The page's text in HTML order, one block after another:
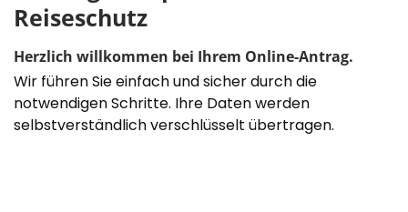
Reiseschutz
Herzlich willkommen bei Ihrem Online-Antrag.
Wir führen Sie einfach und sicher durch die
notwendigen Schritte. Ihre Daten werden
selbstverständlich verschlüsselt übertragen.